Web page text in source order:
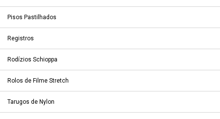
Pisos Pastilhados
Registros
Rodízios Schioppa
Rolos de Filme Stretch
Tarugos de Nylon